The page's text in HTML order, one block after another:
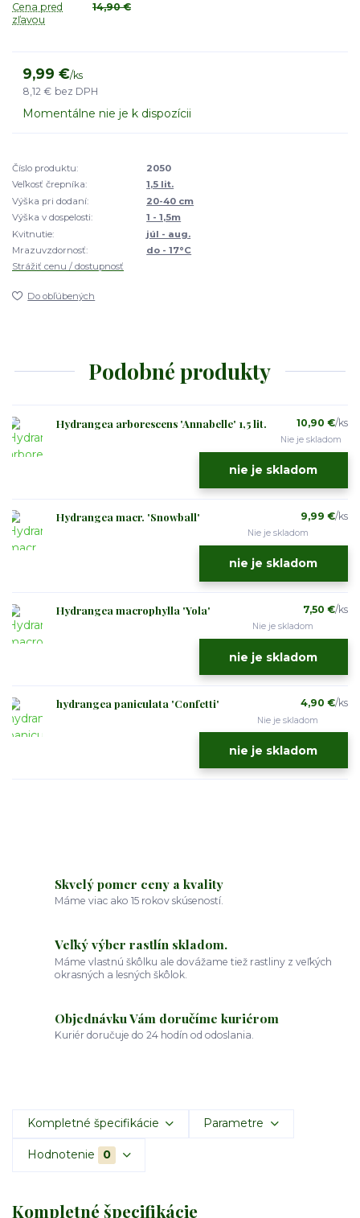
Cena pred
zľavou
14,90 €
9,99 €/ks
8,12 € bez DPH
Momentálne nie je k dispozícii
Číslo produktu:
2050
Veľkosť črepníka:
1,5 lit.
Výška pri dodaní:
20-40 cm
Výška v dospelosti:
1 - 1,5m
Kvitnutie:
júl - aug.
Mrazuvzdornosť:
do - 17°C
Strážiť cenu / dostupnosť
Do obľúbených
Podobné produkty
Hydrangea arborescens 'Annabelle' 1,5 lit. 10,90 €/ks
Nie je skladom
nie je skladom
Hydrangea macr. 'Snowball' 9,99 €/ks
Nie je skladom
nie je skladom
Hydrangea macrophylla 'Yola' 7,50 €/ks
Nie je skladom
nie je skladom
hydrangea paniculata 'Confetti' 4,90 €/ks
Nie je skladom
nie je skladom
Skvelý pomer ceny a kvality
Máme viac ako 15 rokov skúseností.
Veľký výber rastlín skladom.
Máme vlastnú škôlku ale dovážame tiež rastliny z veľkých
okrasných a lesných škôlok.
Objednávku Vám doručíme kuriérom
Kuriér doručuje do 24 hodín od odoslania.
Kompletné špecifikácie Parametre
Hodnotenie 0
Kompletné špecifikácie